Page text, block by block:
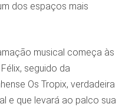
dos espaços mais
musical começa às
seguido da
Os Tropix, verdadeira
e que levará ao palco sua